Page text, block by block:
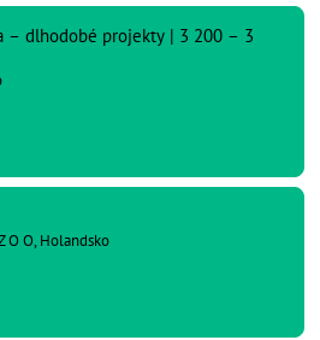
– dlhodobé projekty | 3 200 – 3
O O, Holandsko